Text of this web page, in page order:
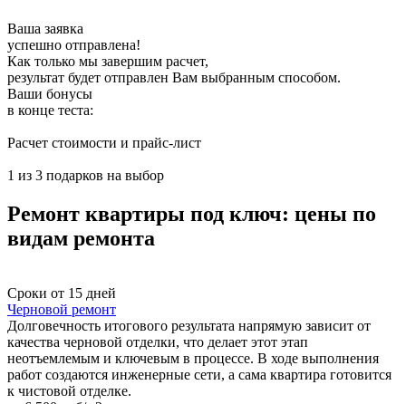
Ваша заявка
успешно отправлена!
Как только мы завершим расчет,
результат будет отправлен Вам выбранным способом.
Ваши бонусы
в конце теста:
Расчет стоимости и прайс-лист
1 из 3 подарков на выбор
Ремонт квартиры под ключ: цены по
видам ремонта
Сроки от 15 дней
Черновой ремонт
Долговечность итогового результата напрямую зависит от
качества черновой отделки, что делает этот этап
неотъемлемым и ключевым в процессе. В ходе выполнения
работ создаются инженерные сети, а сама квартира готовится
к чистовой отделке.